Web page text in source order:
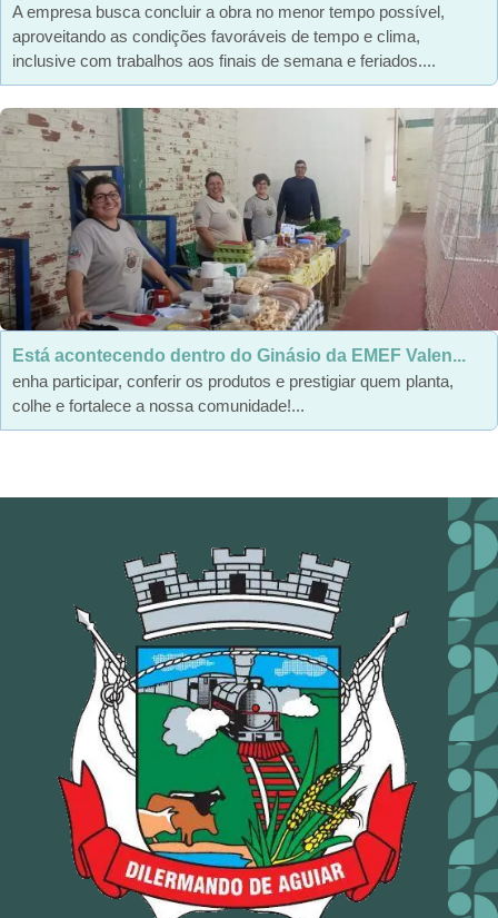
A empresa busca concluir a obra no menor tempo possível,
aproveitando as condições favoráveis de tempo e clima,
inclusive com trabalhos aos finais de semana e feriados....
Está acontecendo dentro do Ginásio da EMEF Valen...
enha participar, conferir os produtos e prestigiar quem planta,
colhe e fortalece a nossa comunidade!...